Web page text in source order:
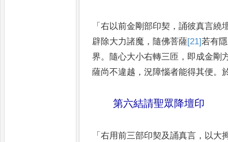
「右以前金剛部印契 ，誦彼真言繞
辟除大力諸魔 ， 隨佛菩薩[21]若有隱
界。 隨心大小右轉三匝 ， 即成金剛
薩尚不違越 ，況障惱者能得其便。
第六結請聖眾降壇印
「右用前三部印契及誦真言 ， 以大